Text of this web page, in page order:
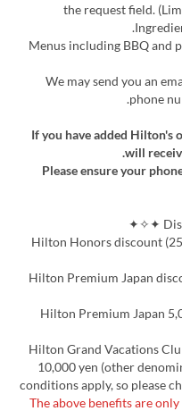
the request field.
▶Menus including BBQ and
▶We may send you an
phone
▶If you have added
will
▶Please ensure your
• Hilton Honors discount
• Hilton Premium Japan
• Hilton Premium Japan
• Hilton Grand Vacations
10,000 yen (other
conditions apply, so please
*The above benefits are